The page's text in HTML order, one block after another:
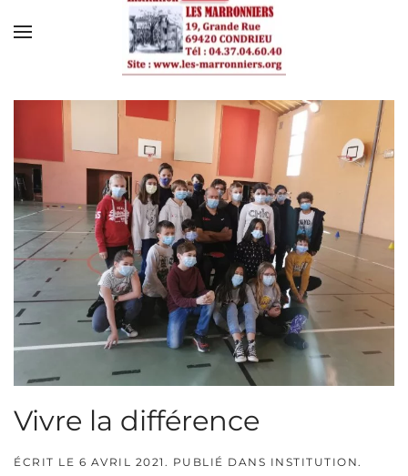
Skip to main content
Vivre la différence
ÉCRIT LE 6 AVRIL 2021 . PUBLIÉ DANS INSTITUTION .